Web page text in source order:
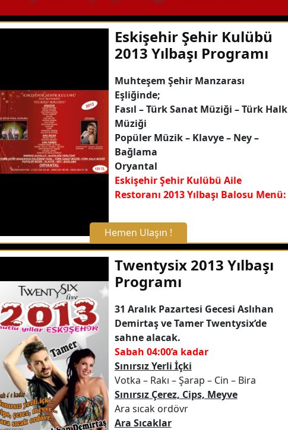
Eskişehir Şehir Kulübü
2013 Yılbaşı Programı
Muhteşem Şehir Manzarası
Eşliğinde;
Fasıl – Türk Sanat Müziği – Türk Halk
Müziği
Popüler Müzik – Klavye – Ney –
Bağlama
Oryantal
Eskişehir Şehir Kulübü Aile
Restoranı 2013 Yılbaşı Balosu Menü:
Hemen Ulaşın !
X Kapat
WhatsApp ile Bilgi Alın
Hemen Arayın
Detaylı Bilgi Alın
Twentysix 2013 Yılbaşı
Programı
31 Aralık Pazartesi Gecesi Aslıhan
Demirtaş ve Tamer Twentysix’de
sahne alacak.
Sabah 04:00’a kadar
Sınırsız Yerli İçki
Votka – Rakı – Şarap – Cin – Bira
Sınırsız Çerez, Cips, Meyve
Ara sıcak ordövr
Ara Sıcaklar